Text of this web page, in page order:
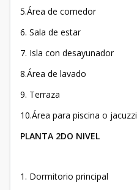
5.Área de comedor
6. Sala de estar
7. Isla con desayunador
8.Área de lavado
9. Terraza
10.Área para piscina o jacuzzi
PLANTA 2DO NIVEL
1. Dormitorio principal